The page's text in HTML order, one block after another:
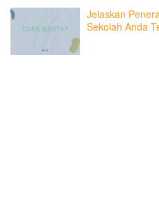
Jelaskan
Sekolah Anda